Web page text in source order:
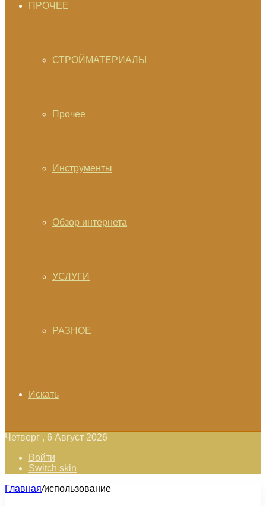
ПРОЧЕЕ
СТРОЙМАТЕРИАЛЫ
Прочее
Инструменты
Обзор интернета
УСЛУГИ
РАЗНОЕ
Искать
Четверг , 6 Август 2026
Войти
Switch skin
Главная/использование